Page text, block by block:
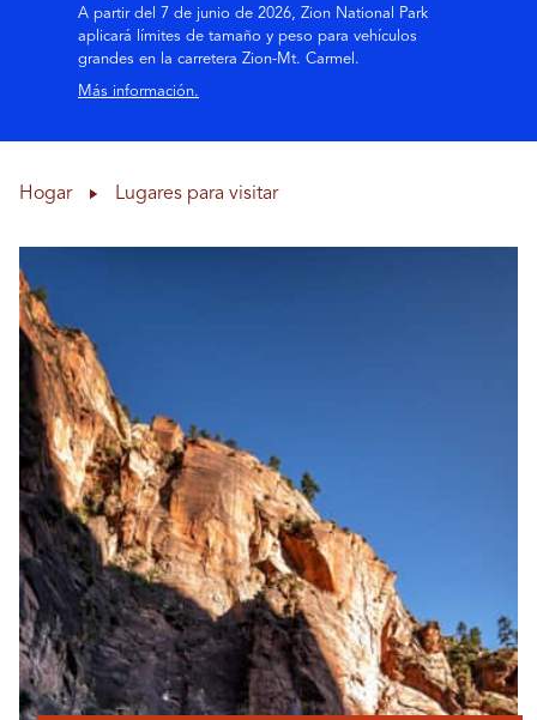
A partir del 7 de junio de 2026, Zion National Park
aplicará límites de tamaño y peso para vehículos
grandes en la carretera Zion-Mt. Carmel.
Más información.
Hogar Lugares para visitar